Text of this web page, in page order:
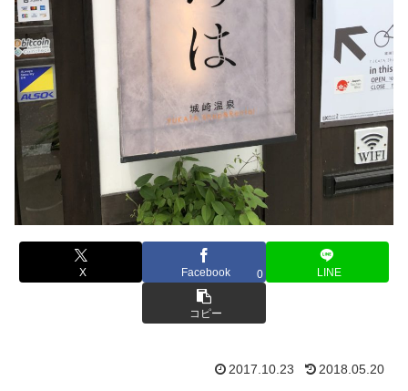
X Facebook 0 LINE
コピー
2017.10.23 2018.05.20